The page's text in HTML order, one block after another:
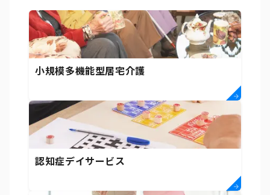
小規模多機能型居宅介護
認知症デイサービス